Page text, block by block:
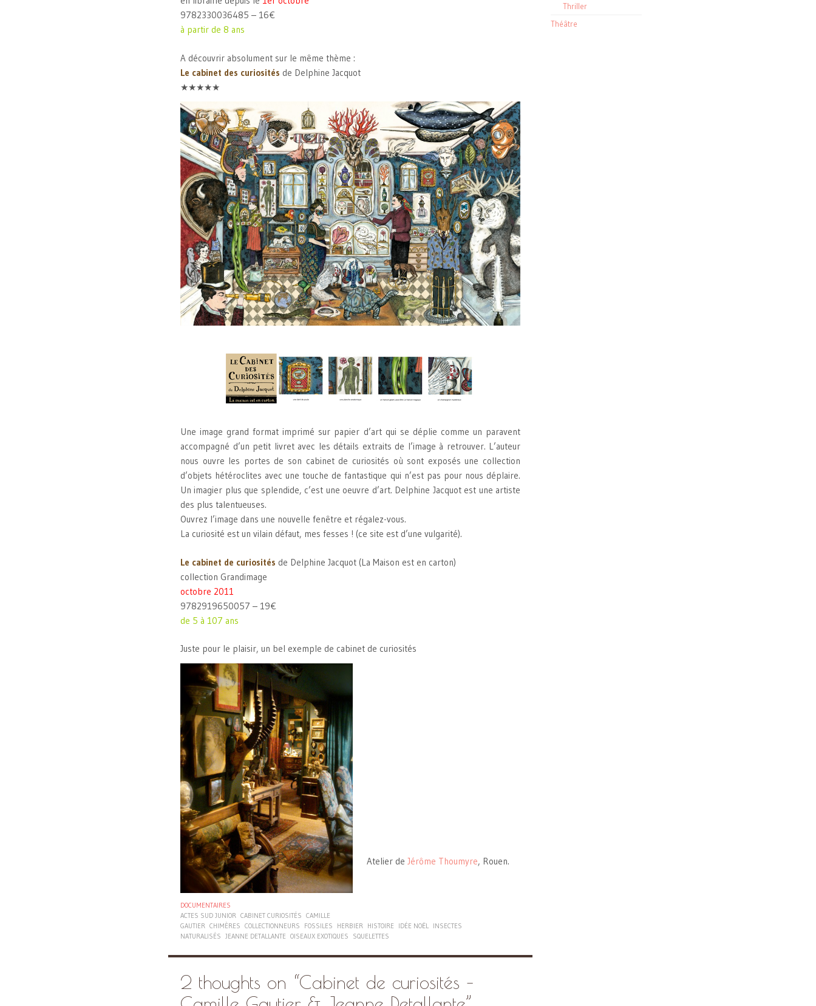
9782330036485 – 16€
à partir de 8 ans
A découvrir absolument sur le même thème :
Le cabinet des curiosités de Delphine Jacquot
★★★★★
Une image grand format imprimé sur papier d’art qui se déplie comme un paravent
accompagné d’un petit livret avec les détails extraits de l’image à retrouver. L’auteur
nous ouvre les portes de son cabinet de curiosités où sont exposés une collection
d’objets hétéroclites avec une touche de fantastique qui n’est pas pour nous déplaire.
Un imagier plus que splendide, c’est une oeuvre d’art. Delphine Jacquot est une artiste
des plus talentueuses.
Ouvrez l’image dans une nouvelle fenêtre et régalez-vous.
La curiosité est un vilain défaut, mes fesses ! (ce site est d’une vulgarité).
Le cabinet de curiosités de Delphine Jacquot (La Maison est en carton)
collection Grandimage
octobre 2011
9782919650057 – 19€
de 5 à 107 ans
Juste pour le plaisir, un bel exemple de cabinet de curiosités
Atelier de Jérôme Thoumyre, Rouen.
DOCUMENTAIRES
ACTES SUD JUNIOR CABINET CURIOSITÉS CAMILLE
GAUTIER CHIMÈRES COLLECTIONNEURS FOSSILES HERBIER HISTOIRE IDÉE NOËL
INSECTES
NATURALISÉS JEANNE DETALLANTE OISEAUX EXOTIQUES SQUELETTES
2 thoughts on “Cabinet de curiosités –
Thriller
Théâtre